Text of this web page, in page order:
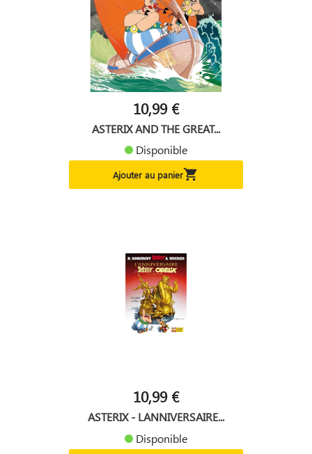
10,99 €
ASTERIX AND THE GREAT...
Disponible
Ajouter au panier
10,99 €
ASTERIX - LANNIVERSAIRE...
Disponible